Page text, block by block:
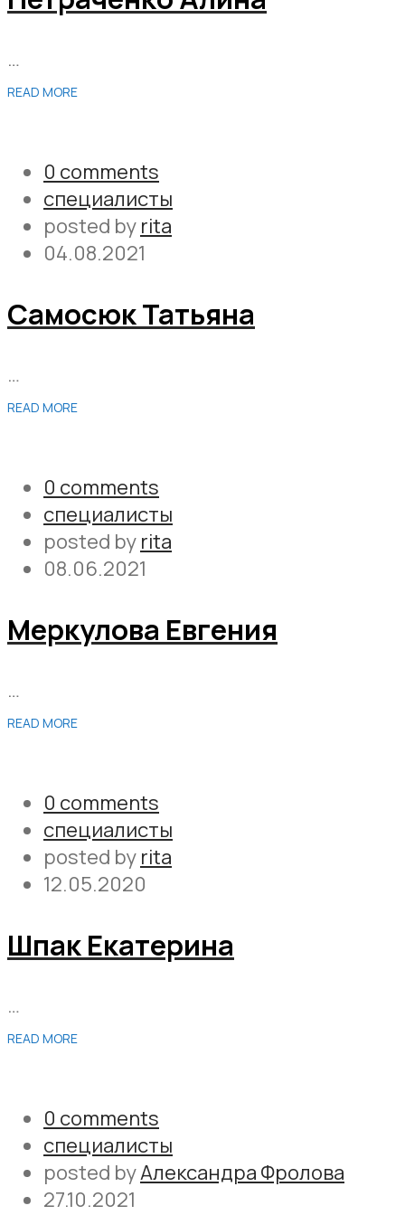
…
READ MORE
0 comments
специалисты
posted by rita
04.08.2021
Самосюк Татьяна
…
READ MORE
0 comments
специалисты
posted by rita
08.06.2021
Меркулова Евгения
…
READ MORE
0 comments
специалисты
posted by rita
12.05.2020
Шпак Екатерина
…
READ MORE
0 comments
специалисты
posted byАлександра Фролова
27.10.2021